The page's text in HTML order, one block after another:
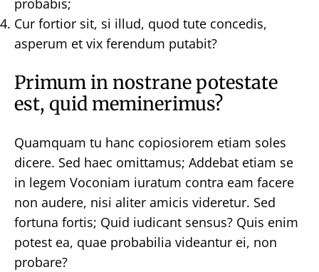
probabis;
Cur fortior sit, si illud, quod tute concedis,
asperum et vix ferendum putabit?
Primum in nostrane potestate
est, quid meminerimus?
Quamquam tu hanc copiosiorem etiam soles
dicere. Sed haec omittamus; Addebat etiam se
in legem Voconiam iuratum contra eam facere
non audere, nisi aliter amicis videretur. Sed
fortuna fortis; Quid iudicant sensus? Quis enim
potest ea, quae probabilia videantur ei, non
probare?